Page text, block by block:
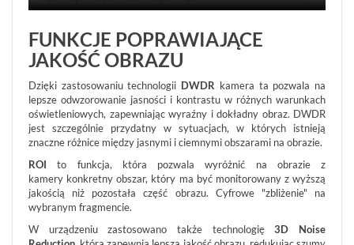
MONTAŻ
WSPÓŁPRACA
SERWIS
POLITYKA
KODY
RABATOWE
FUNKCJE POPRAWIAJĄCE
JAKOŚĆ OBRAZU
Dzięki zastosowaniu technologii DWDR kamera ta pozwala na
lepsze odwzorowanie jasności i kontrastu w różnych warunkach
oświetleniowych, zapewniając wyraźny i dokładny obraz. DWDR
jest szczególnie przydatny w sytuacjach, w których istnieją
znaczne różnice między jasnymi i ciemnymi obszarami na obrazie.
ROI to funkcja, która pozwala wyróżnić na obrazie z
kamery konkretny obszar, który ma być monitorowany z wyższą
jakością niż pozostała część obrazu. Cyfrowe "zbliżenie" na
wybranym fragmencie.
W urządzeniu zastosowano także technologię3D Noise